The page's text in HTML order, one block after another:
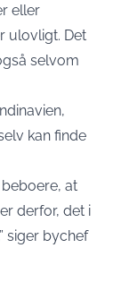
eller
ulovligt. Det
selvom
kan finde
at
derfor, det i
siger bychef